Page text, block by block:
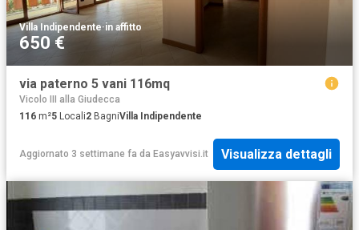
Villa Indipendente·in affitto
650 €
via paterno 5 vani 116mq
Vicolo III alla Giudecca
116 m²5 Locali2 BagniVilla Indipendente
Aggiornato 3 settimane fa da Easyavvisi.it Visualizza dettagli